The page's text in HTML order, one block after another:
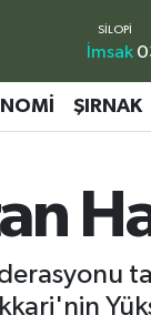
İmsak
ŞIRNAK